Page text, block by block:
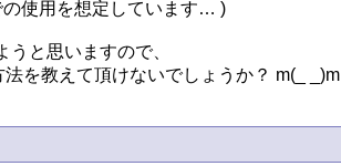
の使用を想定しています… )
と思いますので、
を教えて頂けないでしょうか？ m(_ _)m